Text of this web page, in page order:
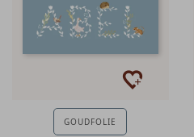
GOUDFOLIE